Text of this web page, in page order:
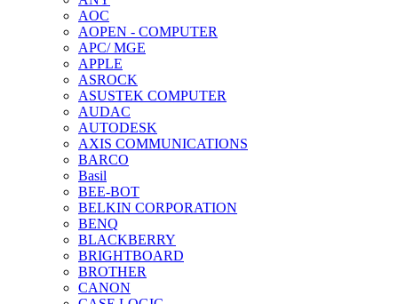
AOC
AOPEN - COMPUTER
APC/ MGE
APPLE
ASROCK
ASUSTEK COMPUTER
AUDAC
AUTODESK
AXIS COMMUNICATIONS
BARCO
Basil
BEE-BOT
BELKIN CORPORATION
BENQ
BLACKBERRY
BRIGHTBOARD
BROTHER
CANON